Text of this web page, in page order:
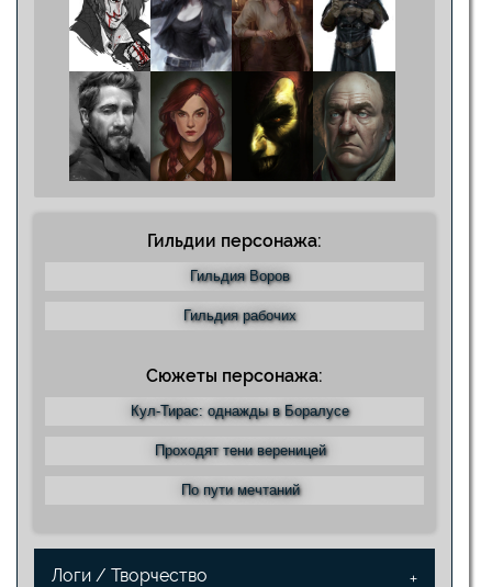
Гильдии персонажа:
Гильдия Воров
Гильдия рабочих
Сюжеты персонажа:
Кул-Тирас: однажды в Боралусе
Проходят тени вереницей
По пути мечтаний
Логи / Творчество